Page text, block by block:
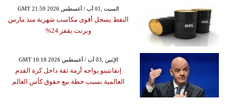
GMT 21:59 2026 السبت ,01 آب / أغسطس
النفط يسجل أقوى مكاسب شهرية منذ مارس
وبرنت يقفز 24%
GMT 10:18 2026 الإثنين ,03 آب / أغسطس
إنفانتينو يواجه أزمة ثقة داخل كرة القدم
العالمية بسبب خطة بيع حقوق كأس العالم